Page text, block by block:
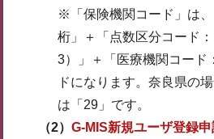
※「保険機関コード」は
桁」＋「点数区分コード
3）」＋「医療機関コード
ドになります。奈良県の
は「29」です。
（2）G-MIS新規ユーザ登録